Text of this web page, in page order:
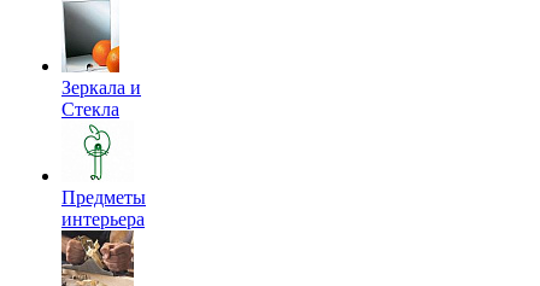
Зеркала и
Стекла
Предметы
интерьера